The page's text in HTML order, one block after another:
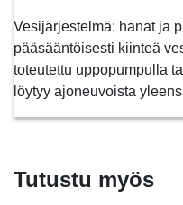
Vesijärjestelmä: hanat ja
pääsääntöisesti kiinteä
toteutettu uppopumpulla
löytyy ajoneuvoista
Tutustu myös